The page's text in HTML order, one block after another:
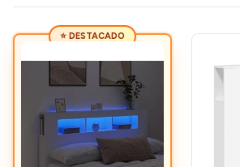
⭐ DESTACADO